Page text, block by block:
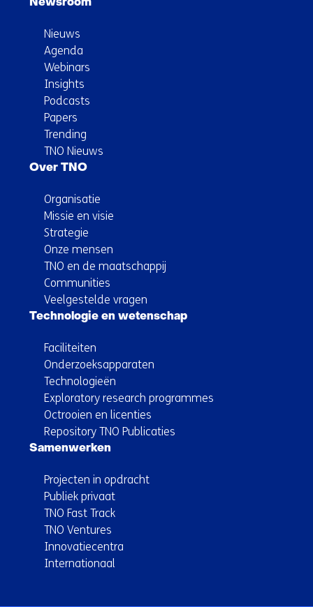
Newsroom
Nieuws
Agenda
Webinars
Insights
Podcasts
Papers
Trending
TNO Nieuws
Over TNO
Organisatie
Missie en visie
Strategie
Onze mensen
TNO en de maatschappij
Communities
Veelgestelde vragen
Technologie en wetenschap
Faciliteiten
Onderzoeksapparaten
Technologieën
Exploratory research programmes
Octrooien en licenties
Repository TNO Publicaties
Samenwerken
Projecten in opdracht
Publiek privaat
TNO Fast Track
TNO Ventures
Innovatiecentra
Internationaal